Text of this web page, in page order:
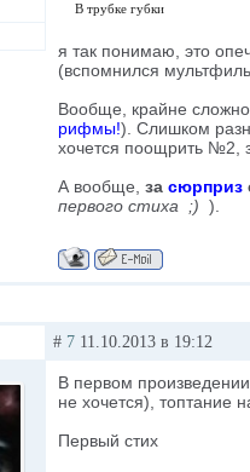
В трубке губки
я так понимаю, это
(вспомнился
Вообще, крайне сложно
рифмы!). Слишком
хочется поощрить №2,
А вообще, за сюрприз
первого стиха ;) ).
# 7 11.10.2013 в 19:12
В первом
не хочется), топтание
Первый стих